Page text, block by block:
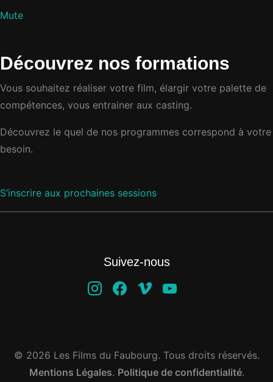
Mute
Découvrez nos formations
Vous souhaitez réaliser votre film, élargir votre palette de
compétences, vous entrainer aux casting.
Découvrez le quel de nos programmes correspond à votre
besoin.
S’inscrire aux prochaines sessions
Suivez-nous
instagramfacebook
vimeo youtube
© 2026 Les Films du Faubourg. Tous droits réservés.
Mentions Légales. Politique de confidentialité.